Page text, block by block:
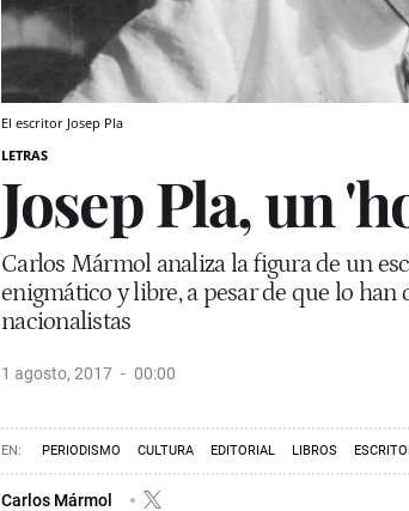
El escritor Josep Pla
LETRAS
Josep Pla, un
Carlos Mármol analiza la figura de un
enigmático y libre, a pesar de que lo
nacionalistas
1 agosto, 2017 00:00
PERIODISMO CULTURA EDITORIAL LIBROS
Carlos Mármol